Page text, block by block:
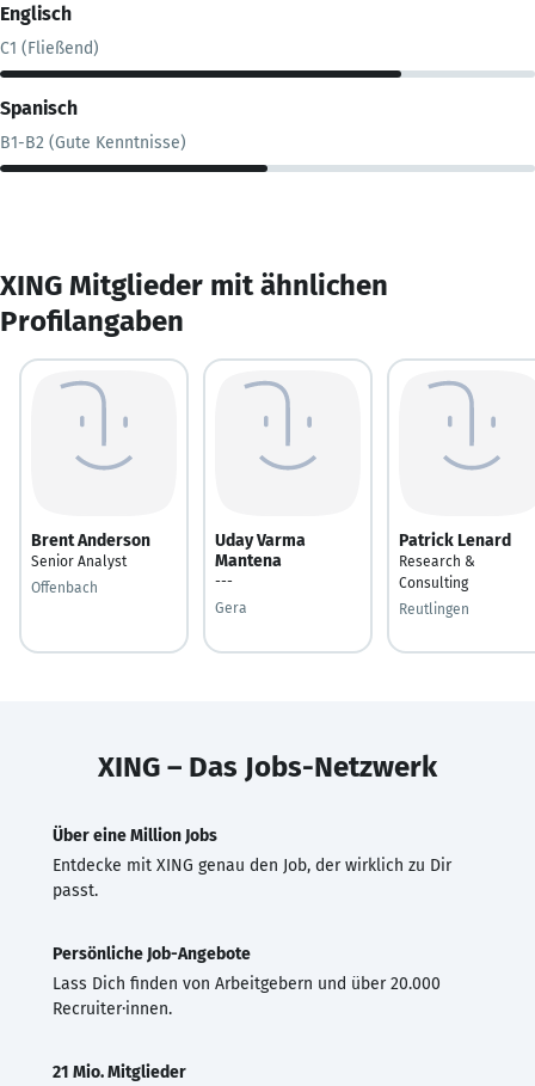
Englisch
C1 (Fließend)
Spanisch
B1-B2 (Gute Kenntnisse)
XING Mitglieder mit ähnlichen
Profilangaben
Brent Anderson
Senior Analyst
Offenbach
Uday Varma
Mantena
---
Gera
Patrick Lenard
Research &
Consulting
Reutlingen
XING – Das Jobs-Netzwerk
Über eine Million Jobs
Entdecke mit XING genau den Job, der wirklich zu Dir
passt.
Persönliche Job-Angebote
Lass Dich finden von Arbeitgebern und über 20.000
Recruiter·innen.
21 Mio. Mitglieder